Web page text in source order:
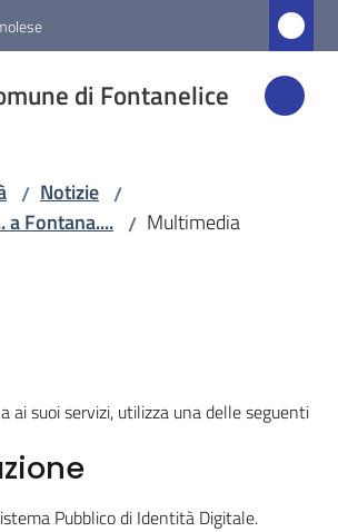
di Fontanelice
/ Notizie /
a Fontana.... / Multimedia
ai suoi servizi, utilizza una delle seguenti
Pubblico di Identità Digitale.